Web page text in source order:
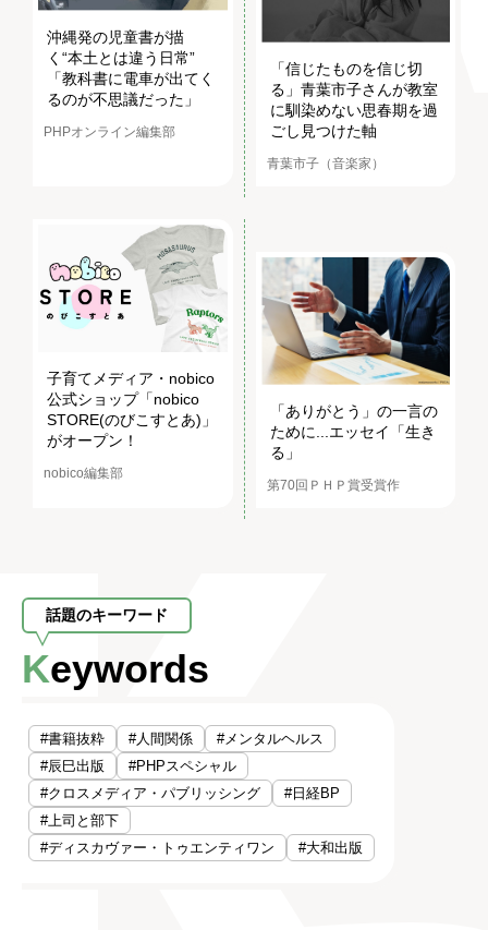
沖縄発の児童書が描
く“本土とは違う日常”
「教科書に電車が出てく
るのが不思議だった」
PHPオンライン編集部
「信じたものを信じ切
る」青葉市子さんが教室
に馴染めない思春期を過
ごし見つけた軸
青葉市子（音楽家）
子育てメディア・nobico
公式ショップ「nobico
STORE(のびこすとあ)」
がオープン！
nobico編集部
「ありがとう」の一言の
ために...エッセイ「生き
る」
第70回ＰＨＰ賞受賞作
話題のキーワード
Keywords
#書籍抜粋 #人間関係
#メンタルヘルス
#辰巳出版
#PHPスペシャル
#クロスメディア・パブリッシング
#日経BP
#上司と部下
#ディスカヴァー・トゥエンティワン
#大和出版